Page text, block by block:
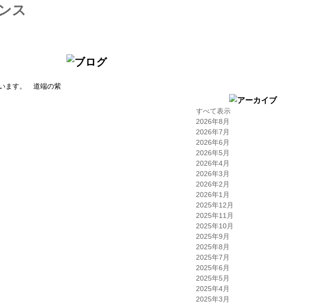
ます。 道端の紫
すべて表示
2026年8月
2026年7月
2026年6月
2026年5月
2026年4月
2026年3月
2026年2月
2026年1月
2025年12月
2025年11月
2025年10月
2025年9月
2025年8月
2025年7月
2025年6月
2025年5月
2025年4月
2025年3月